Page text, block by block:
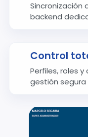
Sincronización
backend
Control
Perfiles, roles
gestión segura